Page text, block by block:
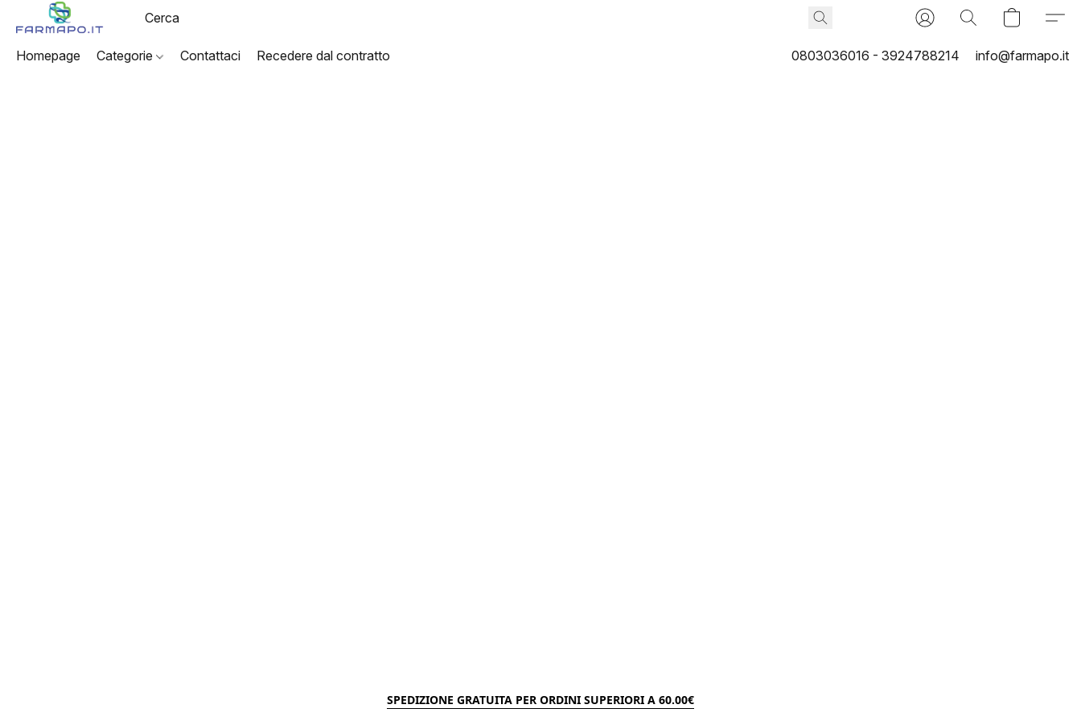
Homepage Categorie Contattaci Recedere dal contratto 0803036016 - 3924788214 info@farmapo.it
SPEDIZIONE GRATUITA PER ORDINI SUPERIORI A 60.00€